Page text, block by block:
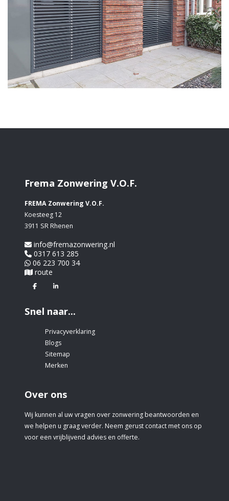
Frema Zonwering V.O.F.
FREMA Zonwering V.O.F.
Koesteeg 12
3911 SR Rhenen
info@fremazonwering.nl
0317 613 285
06 223 700 34
route
FacebookLinkedin
Snel naar...
Privacyverklaring
Blogs
Sitemap
Merken
Over ons
Wij kunnen al uw vragen over zonwering beantwoorden en
we helpen u graag verder. Neem gerust contact met ons op
voor een vrijblijvend advies en offerte.